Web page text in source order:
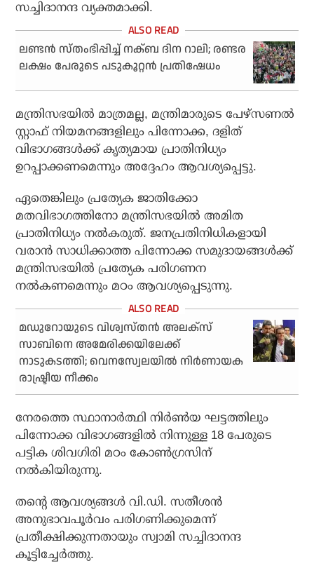
സച്ചിദാനന്ദ വ്യക്തമാക്കി.
ലണ്ടന്‍ സ്തംഭിപ്പിച്ച് നക്ബ ദിന റാലി; രണ്ടര
ലക്ഷം പേരുടെ പടുകൂറ്റന്‍ പ്രതിഷേധം
മന്ത്രിസഭയില്‍ മാത്രമല്ല, മന്ത്രിമാരുടെ പേഴ്‌സണല്‍
സ്റ്റാഫ് നിയമനങ്ങളിലും പിന്നോക്ക, ദളിത്
വിഭാഗങ്ങള്‍ക്ക് കൃത്യമായ പ്രാതിനിധ്യം
ഉറപ്പാക്കണമെന്നും അദ്ദേഹം ആവശ്യപ്പെട്ടു.
ഏതെങ്കിലും പ്രത്യേക ജാതിക്കോ
മതവിഭാഗത്തിനോ മന്ത്രിസഭയില്‍ അമിത
പ്രാതിനിധ്യം നല്‍കരുത്. ജനപ്രതിനിധികളായി
വരാന്‍ സാധിക്കാത്ത പിന്നോക്ക സമുദായങ്ങള്‍ക്ക്
മന്ത്രിസഭയില്‍ പ്രത്യേക പരിഗണന
നല്‍കണമെന്നും മഠം ആവശ്യപ്പെടുന്നു.
മഡുറോയുടെ വിശ്വസ്തന്‍ അലക്‌സ്
സാബിനെ അമേരിക്കയിലേക്ക്
നാടുകടത്തി; വെനസ്വേലയില്‍ നിര്‍ണായക
രാഷ്ട്രീയ നീക്കം
നേരത്തെ സ്ഥാനാര്‍ത്ഥി നിര്‍ൺയ ഘട്ടത്തിലും
പിന്നോക്ക വിഭാഗങ്ങളില്‍ നിന്നുള്ള 18 പേരുടെ
പട്ടിക ശിവഗിരി മഠം കോണ്‍ഗ്രസിന്
നല്‍കിയിരുന്നു.
തന്റെ ആവശ്യങ്ങള്‍ വി.ഡി. സതീശന്‍
അനുഭാവപൂര്‍വം പരിഗണിക്കുമെന്ന്
പ്രതീക്ഷിക്കുന്നതായും സ്വാമി സച്ചിദാനന്ദ
കൂട്ടിച്ചേര്‍ത്തു.